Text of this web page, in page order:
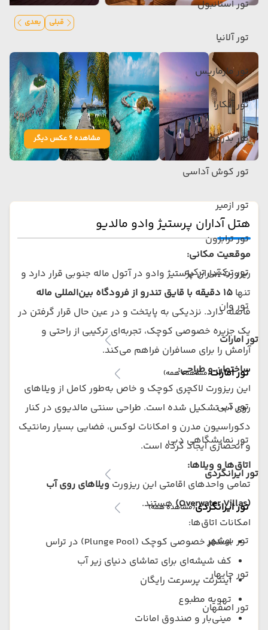
تور استانبول
تور آلانیا
تور مارماریس
تور آنکارا
تور بدروم
تور کوش آداسی
تور ازمیر
تور ترابزون
تور ترکیبی ترکیه
تور وان
تور امارات
تور امارات(مشاهده همه)
تور دبی
تور نمایشگاهی دبی
تور ایرانگردی
تور ایرانگردی(مشاهده همه)
تور بوشهر
تور چابهار
تور اصفهان
قبلی بعدی
مشاهده 6 عکس دیگر
هتل آداران پرستیژ وادو مالدیو
موقعیت مکانی:
ریزورت آداران پرستیژ وادو در آتول ماله جنوبی قرار دارد و
تنها ۱۵ دقیقه با قایق تندرو از فرودگاه بین‌المللی ماله
فاصله دارد. نزدیکی به پایتخت و در عین حال قرار گرفتن در
یک جزیره خصوصی کوچک، تجربه‌ای ترکیبی از راحتی و
آرامش را برای مسافران فراهم می‌کند.
ساختمان و طراحی:
این ریزورت لاکچری کوچک و خاص به‌طور کامل از ویلاهای
روی آب تشکیل شده است. طراحی سنتی مالدیوی در کنار
دکوراسیون مدرن و امکانات لوکس، فضایی بسیار رمانتیک
و انحصاری ایجاد کرده است.
اتاق‌ها و ویلاها:
تمامی واحدهای اقامتی این ریزورتویلاهای روی آب
(Overwater Villas)
هستند.
امکانات اتاق‌ها:
استخر خصوصی کوچک (Plunge Pool) در تراس
کف شیشه‌ای برای تماشای دنیای زیر آب
اینترنت پرسرعت رایگان
تهویه مطبوع
مینی‌بار و صندوق امانات